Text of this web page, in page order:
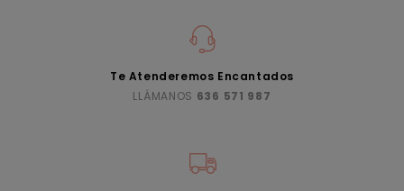
Te Atenderemos Encantados
LLÁMANOS 636 571 987